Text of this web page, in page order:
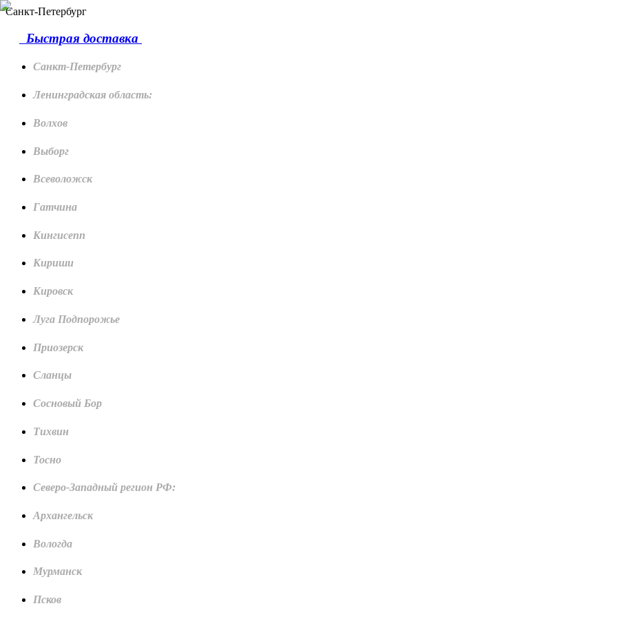
Санкт-Петербург
Быстрая доставка
Санкт-Петербург
Ленинградская область:
Волхов
Выборг
Всеволожск
Гатчина
Кингисепп
Кириши
Кировск
Луга Подпорожье
Приозерск
Сланцы
Сосновый Бор
Тихвин
Тосно
Северо-Западный регион РФ:
Архангельск
Вологда
Мурманск
Псков